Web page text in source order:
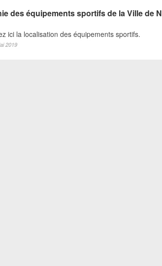
des équipements sportifs de la Ville de
ici la localisation des équipements sportifs.
2019